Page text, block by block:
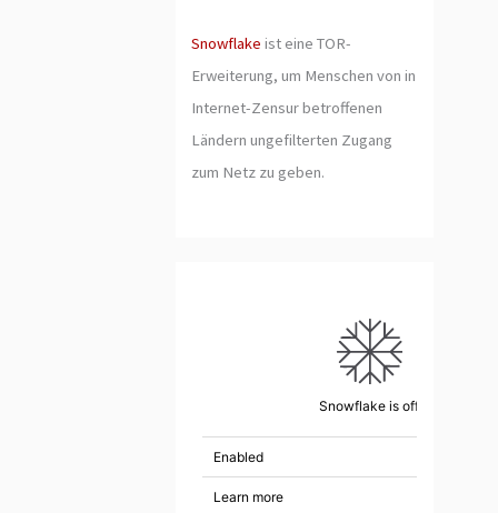
Snowflake ist eine TOR-
Erweiterung, um Menschen von in
Internet-Zensur betroffenen
Ländern ungefilterten Zugang
zum Netz zu geben.